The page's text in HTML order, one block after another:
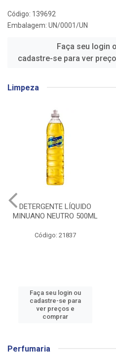
Código: 139692
Embalagem: UN/0001/UN
Faça seu login
cadastre-se para ver
Limpeza
DETERGENTE
MINUANO COCO
Código: 23554
Faça seu login ou
cadastre-se para
ver preços e
Perfumaria